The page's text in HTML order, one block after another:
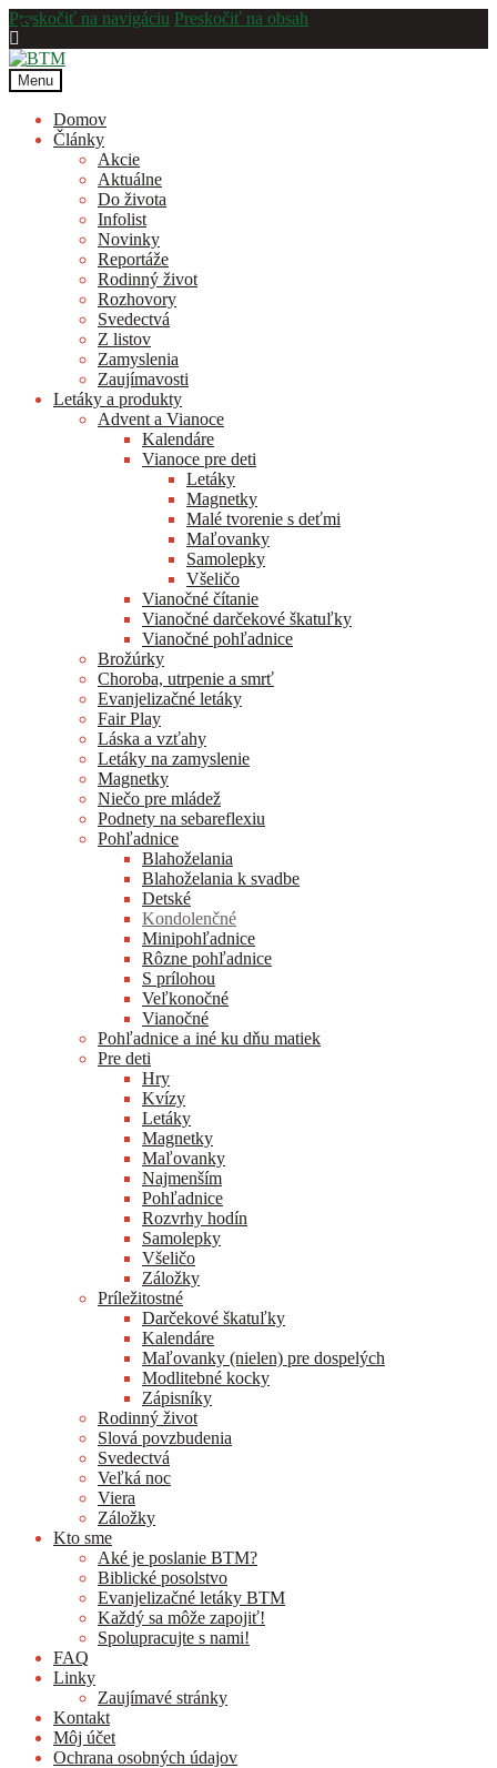
Preskočiť na navigáciu Preskočiť na obsah
Menu
Domov
Články
Akcie
Aktuálne
Do života
Infolist
Novinky
Reportáže
Rodinný život
Rozhovory
Svedectvá
Z listov
Zamyslenia
Zaujímavosti
Letáky a produkty
Advent a Vianoce
Kalendáre
Vianoce pre deti
Letáky
Magnetky
Malé tvorenie s deťmi
Maľovanky
Samolepky
Všeličo
Vianočné čítanie
Vianočné darčekové škatuľky
Vianočné pohľadnice
Brožúrky
Choroba, utrpenie a smrť
Evanjelizačné letáky
Fair Play
Láska a vzťahy
Letáky na zamyslenie
Magnetky
Niečo pre mládež
Podnety na sebareflexiu
Pohľadnice
Blahoželania
Blahoželania k svadbe
Detské
Kondolenčné
Minipohľadnice
Rôzne pohľadnice
S prílohou
Veľkonočné
Vianočné
Pohľadnice a iné ku dňu matiek
Pre deti
Hry
Kvízy
Letáky
Magnetky
Maľovanky
Najmenším
Pohľadnice
Rozvrhy hodín
Samolepky
Všeličo
Záložky
Príležitostné
Darčekové škatuľky
Kalendáre
Maľovanky (nielen) pre dospelých
Modlitebné kocky
Zápisníky
Rodinný život
Slová povzbudenia
Svedectvá
Veľká noc
Viera
Záložky
Kto sme
Aké je poslanie BTM?
Biblické posolstvo
Evanjelizačné letáky BTM
Každý sa môže zapojiť!
Spolupracujte s nami!
FAQ
Linky
Zaujímavé stránky
Kontakt
Môj účet
Ochrana osobných údajov